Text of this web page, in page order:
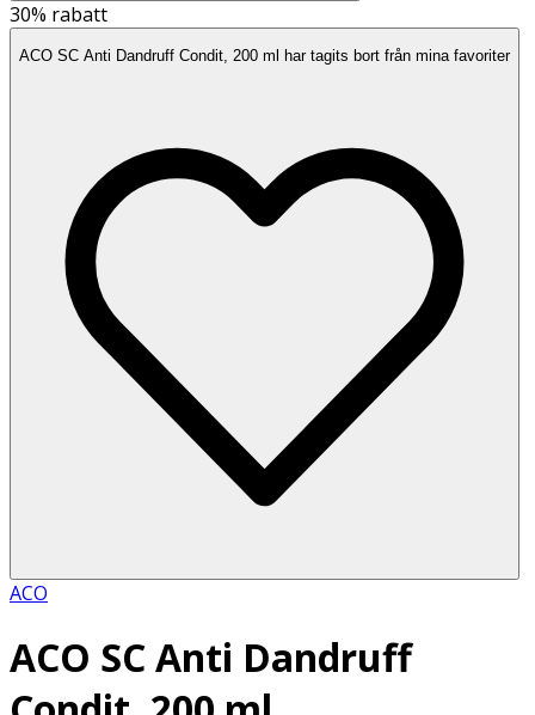
30% rabatt
ACO SC Anti Dandruff Condit, 200 ml har tagits bort från mina favoriter
ACO
ACO SC Anti Dandruff